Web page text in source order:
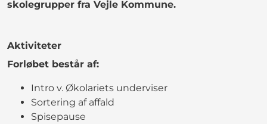
skolegrupper fra Vejle Kommune.
Aktiviteter
Forløbet består af:
Intro v. Økolariets underviser
Sortering af affald
Spisepause